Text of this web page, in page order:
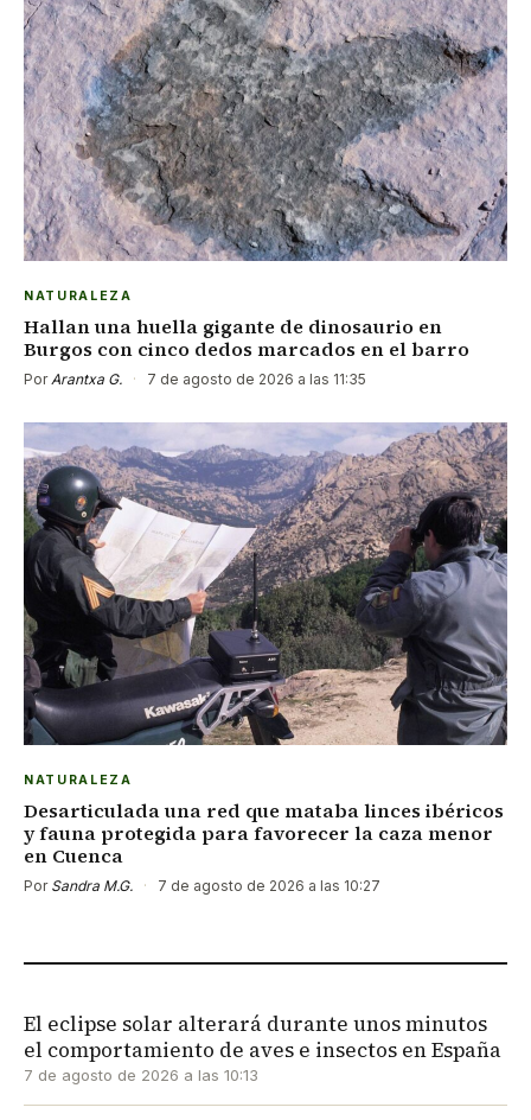
NATURALEZA
Hallan una huella gigante de dinosaurio en
Burgos con cinco dedos marcados en el barro
Por Arantxa G. · 7 de agosto de 2026 a las 11:35
NATURALEZA
Desarticulada una red que mataba linces ibéricos
y fauna protegida para favorecer la caza menor
en Cuenca
Por Sandra M.G. · 7 de agosto de 2026 a las 10:27
El eclipse solar alterará durante unos minutos
el comportamiento de aves e insectos en España
7 de agosto de 2026 a las 10:13